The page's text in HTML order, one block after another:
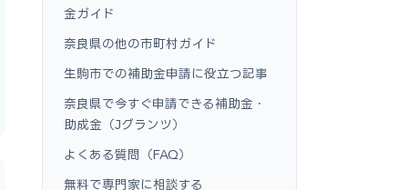
金ガイド
奈良県の他の市町村ガイド
生駒市での補助金申請に役立つ記事
奈良県で今すぐ申請できる補助金・
助成金（Jグランツ）
よくある質問（FAQ）
無料で専門家に相談する